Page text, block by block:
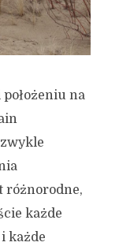
na
różnorodne,
każde
każde